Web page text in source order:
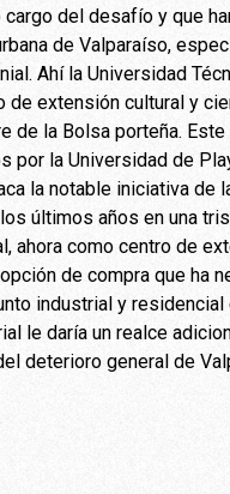
del desafío y que
de Valparaíso,
Ahí la Universidad
extensión cultural y
la Bolsa porteña.
la Universidad de
la notable iniciativa de
últimos años en una
ahora como centro de
de compra que ha
industrial y residencial
le daría un realce
deterioro general de